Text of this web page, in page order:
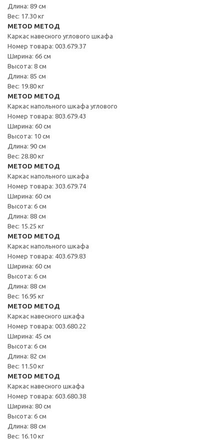
Длина: 89 см
Вес: 17.30 кг
METOD МЕТОД
Каркас навесного углового шкафа
Номер товара: 003.679.37
Ширина: 66 см
Высота: 8 см
Длина: 85 см
Вес: 19.80 кг
METOD МЕТОД
Каркас напольного шкафа углового
Номер товара: 803.679.43
Ширина: 60 см
Высота: 10 см
Длина: 90 см
Вес: 28.80 кг
METOD МЕТОД
Каркас напольного шкафа
Номер товара: 303.679.74
Ширина: 60 см
Высота: 6 см
Длина: 88 см
Вес: 15.25 кг
METOD МЕТОД
Каркас напольного шкафа
Номер товара: 403.679.83
Ширина: 60 см
Высота: 6 см
Длина: 88 см
Вес: 16.95 кг
METOD МЕТОД
Каркас навесного шкафа
Номер товара: 003.680.22
Ширина: 45 см
Высота: 6 см
Длина: 82 см
Вес: 11.50 кг
METOD МЕТОД
Каркас навесного шкафа
Номер товара: 603.680.38
Ширина: 80 см
Высота: 6 см
Длина: 88 см
Вес: 16.10 кг